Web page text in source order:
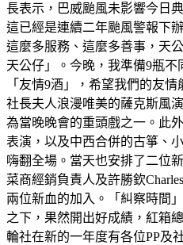
長表示，巴威颱風未影響今日
這已經是連續二年颱風警報下
這麼多服務、這麼多善事，天
天公仔」。今晚，我準備9瓶
「友情9酒」，希望我們的友
社長夫人浪漫唯美的薩克斯風
為當晚晚會的重頭戲之一。此
表演，以及中西合併的古箏、
嗨翻全場。當天也安排了二位
菜商經銷負責人及許勝欽
兩位新血的加入。「糾察時間
之下，果然開出好成績，紅箱
輪社在新的一年度有各位PP及